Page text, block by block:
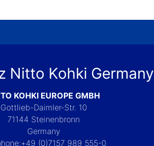
Nitto Kohki Germany
KOHKI EUROPE GMBH
Gottlieb-Daimler-Str. 10
71144 Steinenbronn
Germany
(0)7157 989 555-0